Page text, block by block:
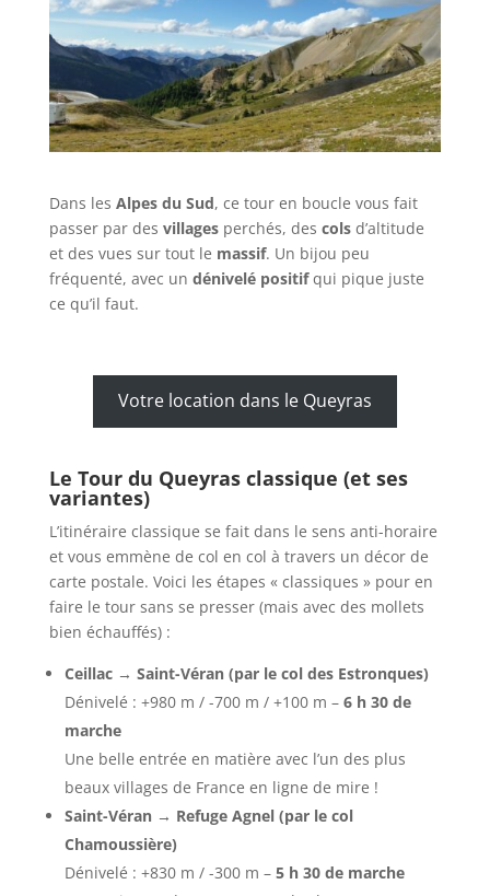
Dans les Alpes du Sud, ce tour en boucle vous fait
passer par des villagesperchés, des colsd’altitude
et des vues sur tout le massif. Un bijou peu
fréquenté, avec un dénivelé positifqui pique juste
ce qu’il faut.
Votre location dans le Queyras
Le Tour du Queyras classique (et ses
variantes)
L’itinéraire classique se fait dans le sens anti-horaire
et vous emmène de col en col à travers un décor de
carte postale. Voici les étapes « classiques » pour en
faire le tour sans se presser (mais avec des mollets
bien échauffés) :
Ceillac → Saint-Véran (par le col des Estronques)
Dénivelé : +980 m / -700 m / +100 m – 6 h 30 de
marche
Une belle entrée en matière avec l’un des plus
beaux villages de France en ligne de mire !
Saint-Véran → Refuge Agnel (par le col
Chamoussière)
Dénivelé : +830 m / -300 m – 5 h 30 de marche